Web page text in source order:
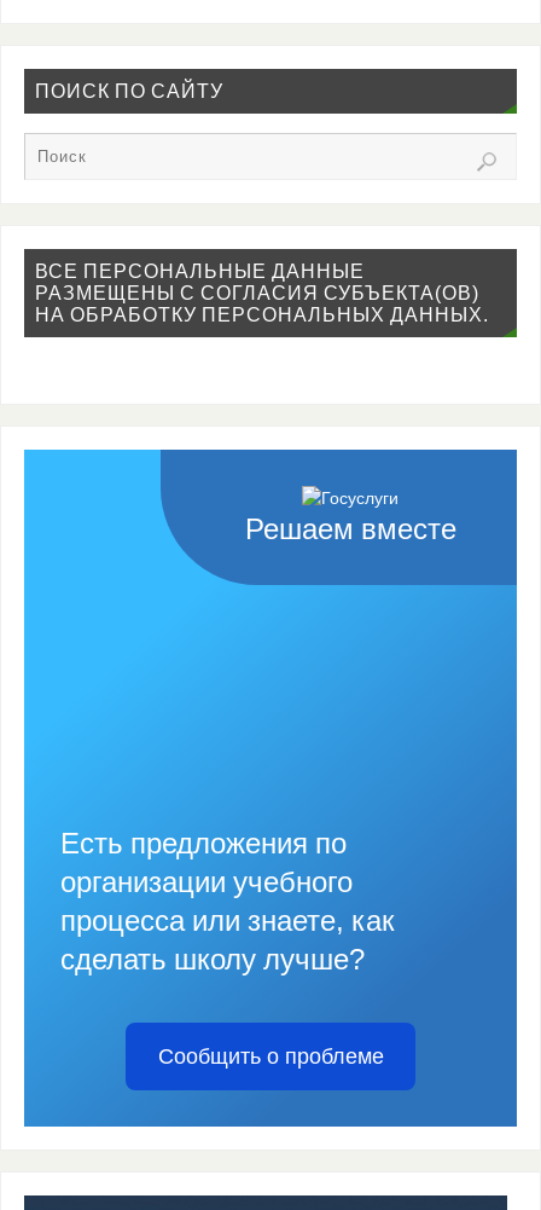
ПОИСК ПО САЙТУ
ВСЕ ПЕРСОНАЛЬНЫЕ ДАННЫЕ
РАЗМЕЩЕНЫ С СОГЛАСИЯ СУБЪЕКТА(ОВ)
НА ОБРАБОТКУ ПЕРСОНАЛЬНЫХ ДАННЫХ.
Решаем вместе
Есть предложения по
организации учебного
процесса или знаете, как
сделать школу лучше?
Сообщить о проблеме